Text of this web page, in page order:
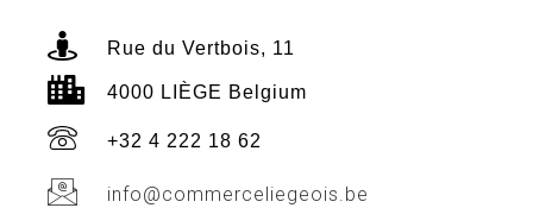
Rue du Vertbois, 11
4000 LIÈGE Belgium
+32 4 222 18 62
info@commerceliegeois.be